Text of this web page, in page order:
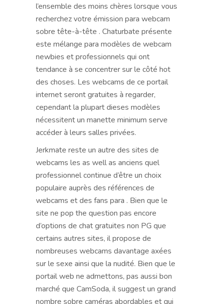
l’ensemble des moins chères lorsque vous
recherchez votre émission para webcam
sobre tête-à-tête . Chaturbate présente
este mélange para modèles de webcam
newbies et professionnels qui ont
tendance à se concentrer sur le côté hot
des choses. Les webcams de ce portail
internet seront gratuites à regarder,
cependant la plupart dieses modèles
nécessitent un manette minimum serve
accéder à leurs salles privées.
Jerkmate reste un autre des sites de
webcams les as well as anciens quel
professionnel continue d’être un choix
populaire auprès des références de
webcams et des fans para . Bien que le
site ne pop the question pas encore
d’options de chat gratuites non PG que
certains autres sites, il propose de
nombreuses webcams davantage axées
sur le sexe ainsi que la nudité. Bien que le
portail web ne admettons, pas aussi bon
marché que CamSoda, il suggest un grand
nombre sobre caméras abordables et qui